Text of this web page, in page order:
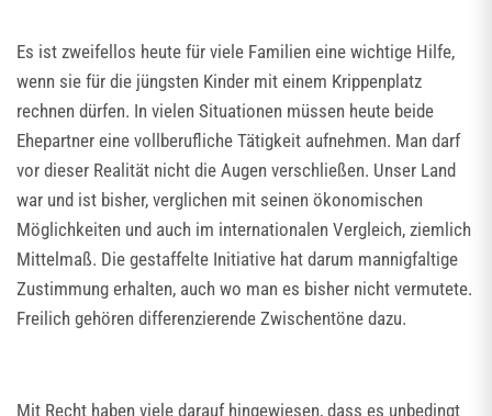
Es ist zweifellos heute für viele Familien eine wichtige Hilfe,
wenn sie für die jüngsten Kinder mit einem Krippenplatz
rechnen dürfen. In vielen Situationen müssen heute beide
Ehepartner eine vollberufliche Tätigkeit aufnehmen. Man darf
vor dieser Realität nicht die Augen verschließen. Unser Land
war und ist bisher, verglichen mit seinen ökonomischen
Möglichkeiten und auch im internationalen Vergleich, ziemlich
Mittelmaß. Die gestaffelte Initiative hat darum mannigfaltige
Zustimmung erhalten, auch wo man es bisher nicht vermutete.
Freilich gehören differenzierende Zwischentöne dazu.
Mit Recht haben viele darauf hingewiesen, dass es unbedingt